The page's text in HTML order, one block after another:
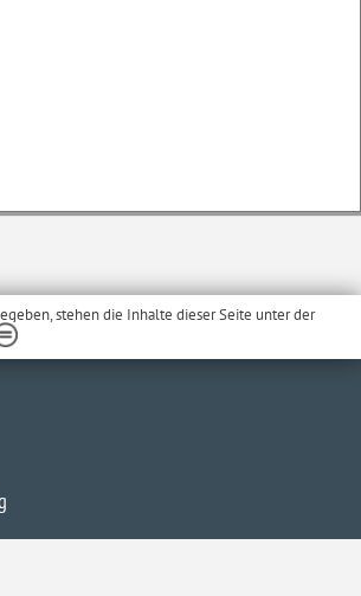
stehen die Inhalte dieser Seite unter der